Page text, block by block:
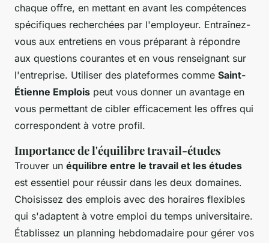
chaque offre, en mettant en avant les compétences
spécifiques recherchées par l'employeur. Entraînez-
vous aux entretiens en vous préparant à répondre
aux questions courantes et en vous renseignant sur
l'entreprise. Utiliser des plateformes comme Saint-
Étienne Emplois peut vous donner un avantage en
vous permettant de cibler efficacement les offres qui
correspondent à votre profil.
Importance de l'équilibre travail-études
Trouver un équilibre entre le travail et les études
est essentiel pour réussir dans les deux domaines.
Choisissez des emplois avec des horaires flexibles
qui s'adaptent à votre emploi du temps universitaire.
Établissez un planning hebdomadaire pour gérer vos